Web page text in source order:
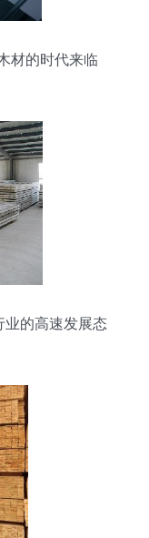
材的时代来临
业的高速发展态